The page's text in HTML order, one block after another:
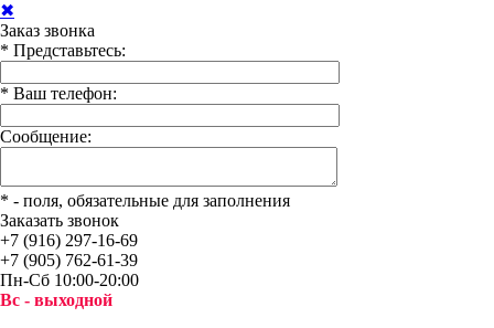
✖
Заказ звонка
* Представьтесь:
* Ваш телефон:
Сообщение:
* - поля, обязательные для заполнения
Заказать звонок
+7 (916) 297-16-69
+7 (905) 762-61-39
Пн-Сб 10:00-20:00
Вс - выходной